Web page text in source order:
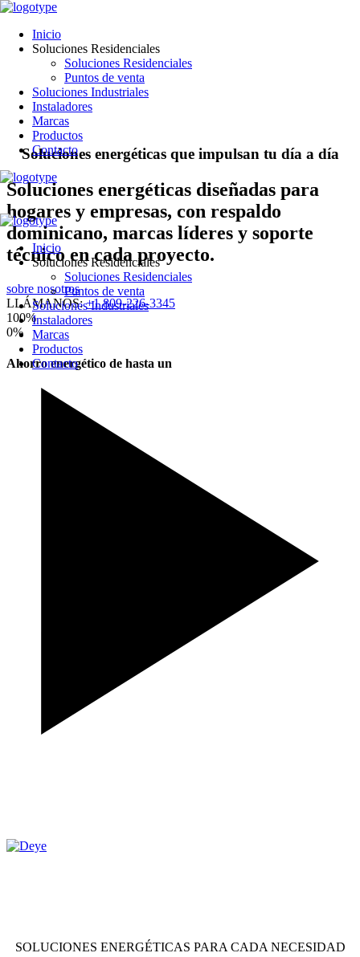
Inicio
Soluciones Residenciales
Soluciones Residenciales
Puntos de venta
Soluciones Industriales
Instaladores
Marcas
Productos
Contacto
Inicio
Soluciones Residenciales
Soluciones Residenciales
Puntos de venta
Soluciones Industriales
Instaladores
Marcas
Productos
Contacto
Soluciones energéticas que impulsan tu día a día
Soluciones energéticas diseñadas para
hogares y empresas, con respaldo
dominicano, marcas líderes y soporte
técnico en cada proyecto.
sobre nosotros
LLÁMANOS:+1 809-226-3345
100%
0%
Ahorro energético de hasta un
SOLUCIONES ENERGÉTICAS PARA CADA NECESIDAD